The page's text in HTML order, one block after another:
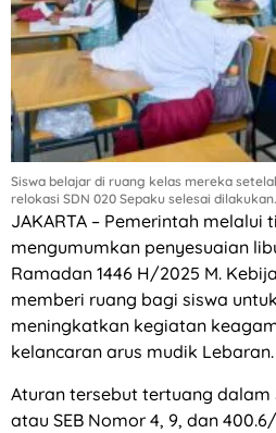
Siswa belajar di ruang kelas mereka
relokasi SDN 020 Sepaku selesai
JAKARTA – Pemerintah
mengumumkan penyesuaian
Ramadan 1446 H/2025 M.
memberi ruang bagi siswa
meningkatkan kegiatan
kelancaran arus mudik Lebaran.
Aturan tersebut tertuang dalam
atau SEB Nomor 4, 9, dan